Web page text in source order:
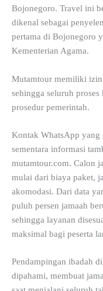
Bojonegoro. Travel ini
dikenal sebagai
pertama di Bojonegoro
Kementerian Agama.
Mutamtour memiliki izin
sehingga seluruh
prosedur pemerintah.
Kontak WhatsApp
sementara informasi
mutamtour.com. Calon
mulai dari biaya paket,
akomodasi. Dari data
puluh persen jamaah
sehingga layanan
maksimal bagi peserta
Pendampingan ibadah
dipahami, membuat